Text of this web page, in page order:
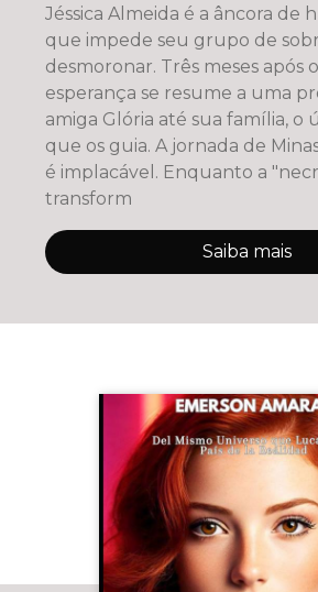
Jéssica Almeida é a âncora de
que impede seu grupo de
desmoronar. Três meses após
esperança se resume a uma
amiga Glória até sua família, o
que os guia. A jornada de Minas Gerais à Bahia
é implacável. Enquanto a
transform
Saiba mais